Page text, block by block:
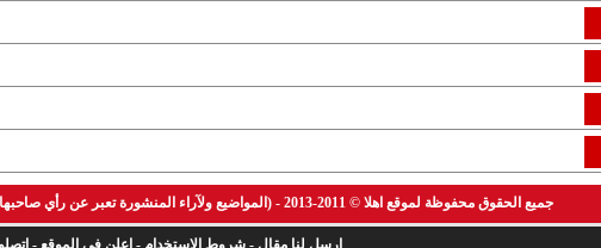
جميع الحقوق محفوظة لموقع اهلا © 2011-2013 - (المواضيع ولآراء المنشورة تعبر عن رأي صاحبها فقط ولا تعبر بالضرورة عن رأي الموقع)
ارسل لنا مقال -شروط الاستخدام - اعلن في الموقع -